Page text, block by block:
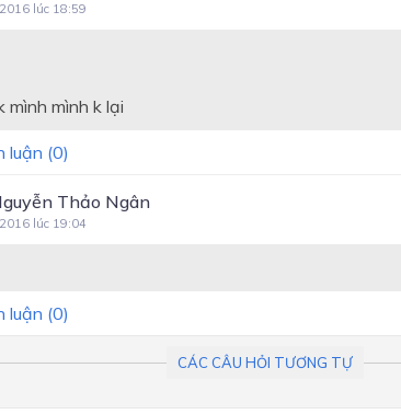
lúc 18:59
mình mình k lại
luận (0)
Thảo Ngân
lúc 19:04
luận (0)
CÁC CÂU HỎI TƯƠNG TỰ